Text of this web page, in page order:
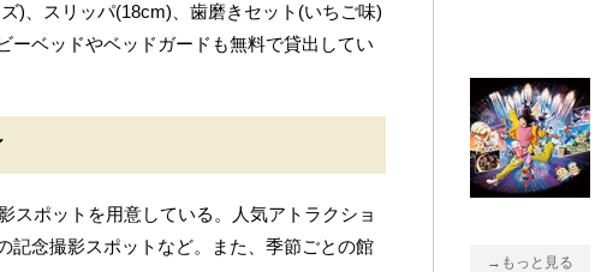
)、スリッパ(18cm)、歯磨きセット(いちご味)
ーベッドやベッドガードも無料で貸出してい
スポットを用意している。人気アトラクショ
記念撮影スポットなど。また、季節ごとの館
→もっと見る